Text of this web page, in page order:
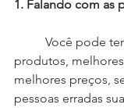
1. Falando com as
produtos,
melhores preços,
pessoas erradas